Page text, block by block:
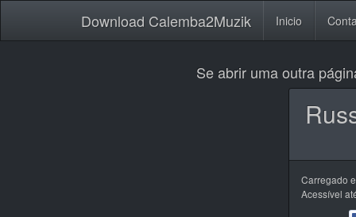
Download Calemba2Muzik Inicio
Se abrir uma outra
Carregado
Acessível